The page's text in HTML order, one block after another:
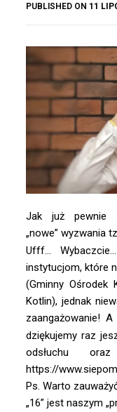
PUBLISHED ON 11
Jak już pewnie
„nowe” wyzwania
Ufff…
instytucjom, które
(Gminny Ośrodek
Kotlin), jednak
zaangażowanie!
dziękujemy raz
odsłuchu
https://
Ps. Warto
„16” jest naszym